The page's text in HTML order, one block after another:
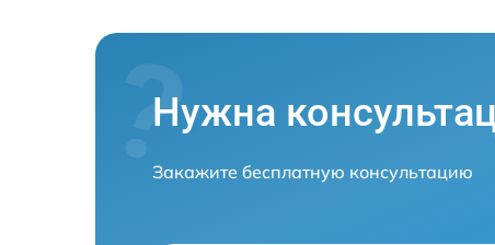
Нужна
Закажите бесплатную консультацию